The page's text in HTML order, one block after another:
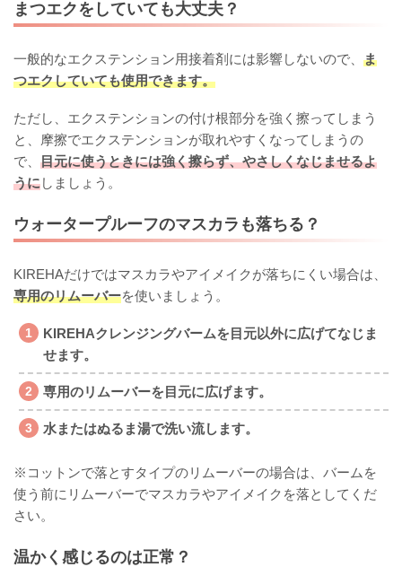
まつエクをしていても大丈夫？
一般的なエクステンション用接着剤には影響しないので、 ま
つエクしていても使用できます。
ただし、エクステンションの付け根部分を強く擦ってしまう
と、摩擦でエクステンションが取れやすくなってしまうの
で、 目元に使うときには強く擦らず、やさしくなじませるよ
うにしましょう。
ウォータープルーフのマスカラも落ちる？
KIREHAだけではマスカラやアイメイクが落ちにくい場合は、
専用のリムーバーを使いましょう。
KIREHAクレンジングバームを目元以外に広げてなじま
せます。
専用のリムーバーを目元に広げます。
水またはぬるま湯で洗い流します。
※コットンで落とすタイプのリムーバーの場合は、バームを
使う前にリムーバーでマスカラやアイメイクを落としてくだ
さい。
温かく感じるのは正常？